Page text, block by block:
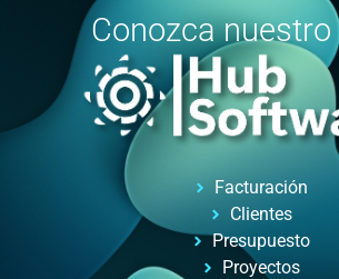
Conozca nuestro
Facturación
Clientes
Presupuesto
Proyectos